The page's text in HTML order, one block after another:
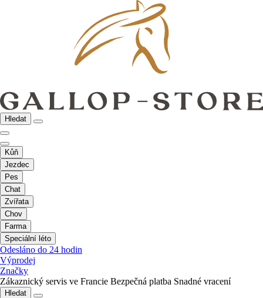
Hledat
Kůň
Jezdec
Pes
Chat
Zvířata
Chov
Farma
Speciální léto
Odesláno do 24 hodin
Výprodej
Značky
Zákaznický servis ve Francie Bezpečná platba Snadné vracení
Hledat